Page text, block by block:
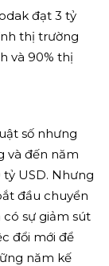
đạt 3 tỷ
thị trường
và 90% thị
số nhưng
và đến năm
tỷ USD. Nhưng
đầu chuyển
sự giảm sút
đổi mới để
năm kế